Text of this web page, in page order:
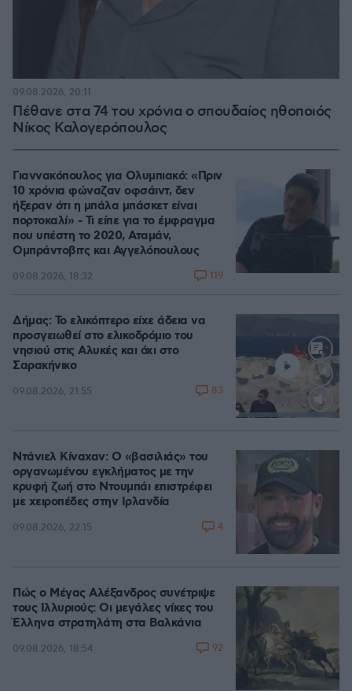
Πέθανε στα 74 του χρόνια ο σπουδαίος ηθοποιός
Νίκος Καλογερόπουλος
09.08.2026, 20:11
Γιαννακόπουλος για Ολυμπιακό: «Πριν
10 χρόνια φώναζαν οφσάιντ, δεν
ήξεραν ότι η μπάλα μπάσκετ είναι
πορτοκαλί» - Τι είπε για το έμφραγμα
που υπέστη το 2020, Αταμάν,
Ομπράντοβιτς και Αγγελόπουλους
09.08.2026, 18:32 119
Loaded
Δήμας: Το ελικόπτερο είχε άδεια να
προσγειωθεί στο ελικοδρόμιο του
νησιού στις Αλυκές και όχι στο
Σαρακήνικο
09.08.2026, 21:55 83
Ντάνιελ Κίναχαν: Ο «βασιλιάς» του
οργανωμένου εγκλήματος με την
κρυφή ζωή στο Ντουμπάι επιστρέφει
με χειροπέδες στην Ιρλανδία
09.08.2026, 22:15 4
Πώς ο Μέγας Αλέξανδρος συνέτριψε
τους Ιλλυριούς: Οι μεγάλες νίκες του
Έλληνα στρατηλάτη στα Βαλκάνια
09.08.2026, 18:54 92